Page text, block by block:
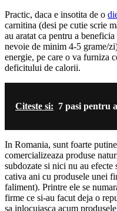
Practic, daca e insotita de o
carnitina (desi pe cutie scrie
au aratat ca pentru a
nevoie de minim 4-5 grame/
energie, pe care o va furniza
deficitului de calorii.
Citeste si: 7 pasi pentru
In Romania, sunt foarte
comercializeaza produse
subdozate si nici nu au efecte
cativa ani cu produsele unei
faliment). Printre ele se
firme ce si-au facut deja o
sa inlocuiasca acum